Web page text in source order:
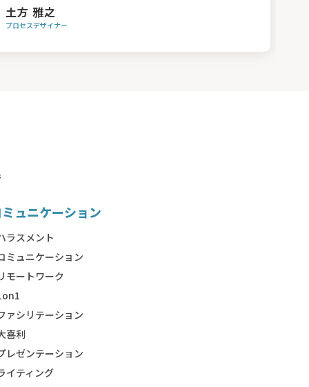
土方 雅之
プロセスデザイナー
ュニケーション
ラスメント
ミュニケーション
モートワーク
ァシリテーション
喜利
レゼンテーション
イティング